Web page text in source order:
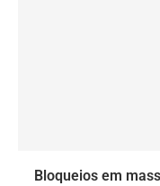
Bloqueios em